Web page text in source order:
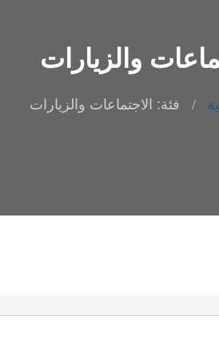
والزيارات
فئة: الاجتماعات والزيارات